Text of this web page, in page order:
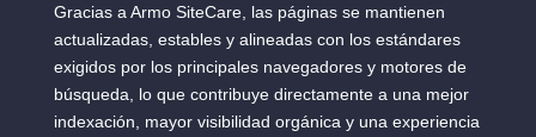
Gracias a Armo SiteCare, las páginas se mantienen
actualizadas, estables y alineadas con los estándares
exigidos por los principales navegadores y motores de
búsqueda, lo que contribuye directamente a una mejor
indexación, mayor visibilidad orgánica y una experiencia